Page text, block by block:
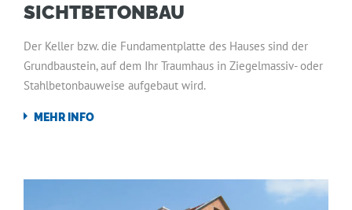
SICHTBETONBAU
Der Keller bzw. die Fundamentplatte des Hauses sind der
Grundbaustein, auf dem Ihr Traumhaus in Ziegelmassiv- oder
Stahlbetonbauweise aufgebaut wird.
MEHR INFO